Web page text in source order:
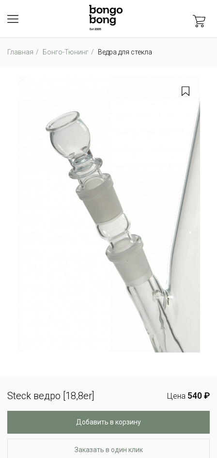
Главная Бонго-Тюнинг Ведра для стекла
Steck ведро [18,8er] Цена 540 ₽
Добавить в корзину
Заказать в один клик